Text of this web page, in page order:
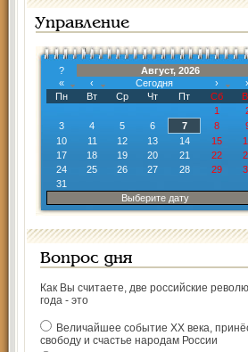
Управление
?
Август, 2026
«
‹ Сегодня ›
Пн
Вт Ср Чт Пт Сб
1
3
4 5 6 7 8
10
11 12 13 14 15
17
18 19 20 21 22
24
25 26 27 28 29
31
Выберите дату
Вопрос дня
Как Вы считаете, две российские
года - это
Величайшее событие ХХ века,
свободу и счастье народам России